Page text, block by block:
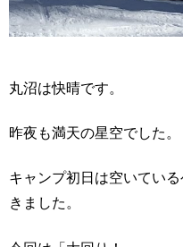
丸沼は快晴です。
昨夜も満天の星空でした。
キャンプ初日は空いてい
きました。